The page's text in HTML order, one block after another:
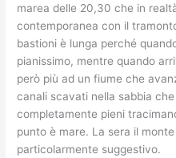
marea delle 20,30 che in
contemporanea con il
bastioni è lunga perché
pianissimo, mentre quando
però più ad un fiume che
canali scavati nella sabbia
completamente pieni
punto è mare. La sera il
particolarmente suggestivo.